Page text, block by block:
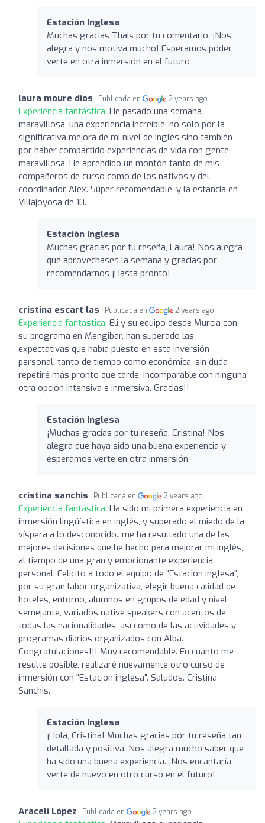
Estación Inglesa
Muchas gracias Thais por tu comentario. ¡Nos
alegra y nos motiva mucho! Esperamos poder
verte en otra inmersión en el futuro
laura moure dios Publicada en 2 years ago
Experiencia fantástica: He pasado una semana
maravillosa, una experiencia increíble, no solo por la
significativa mejora de mi nivel de inglés sino también
por haber compartido experiencias de vida con gente
maravillosa. He aprendido un montón tanto de mis
compañeros de curso como de los nativos y del
coordinador Alex. Súper recomendable, y la estancia en
Villajoyosa de 10.
Estación Inglesa
Muchas gracias por tu reseña, Laura! Nos alegra
que aprovechases la semana y gracias por
recomendarnos ¡Hasta pronto!
cristina escart las Publicada en 2 years ago
Experiencia fantástica: Eli y su equipo desde Murcia con
su programa en Mengibar, han superado las
expectativas que había puesto en esta inversión
personal, tanto de tiempo como económica, sin duda
repetiré más pronto que tarde, incomparable con ninguna
otra opción intensiva e inmersiva. Gracias!!
Estación Inglesa
¡Muchas gracias por tu reseña, Cristina! Nos
alegra que haya sido una buena experiencia y
esperamos verte en otra inmersión
cristina sanchis Publicada en 2 years ago
Experiencia fantástica: Ha sido mi primera experiencia en
inmersión lingüística en inglés, y superado el miedo de la
víspera a lo desconocido...me ha resultado una de las
mejores decisiones que he hecho para mejorar mi inglés,
al tiempo de una gran y emocionante experiencia
personal. Felicito a todo el equipo de "Estación inglesa",
por su gran labor organizativa, elegir buena calidad de
hoteles, entorno, alumnos en grupos de edad y nivel
semejante, variados native speakers con acentos de
todas las nacionalidades, así como de las actividades y
programas diarios organizados con Alba.
Congratulaciones!!! Muy recomendable. En cuanto me
resulte posible, realizaré nuevamente otro curso de
inmersión con "Estación inglesa". Saludos. Cristina
Sanchis.
Estación Inglesa
¡Hola, Cristina! Muchas gracias por tu reseña tan
detallada y positiva. Nos alegra mucho saber que
ha sido una buena experiencia. ¡Nos encantaría
verte de nuevo en otro curso en el futuro!
Araceli López Publicada en 2 years ago